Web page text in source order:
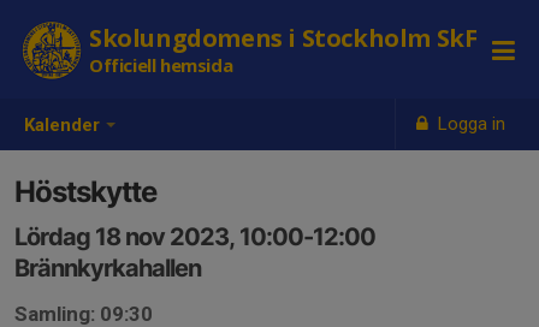
Kalender Logga in
Skolungdomens i Stockholm SkF
Officiell hemsida
Höstskytte
Lördag 18 nov 2023, 10:00-12:00
Brännkyrkahallen
Samling: 09:30